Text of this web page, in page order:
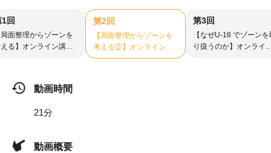
回
面整理からゾーンを
る】オンライン講習
第2回
【局面整理からゾーンを
考える②】オンライン講
習『U-18の戦術編 ゾーン
第3回
【なぜU-18 でゾーンを
り扱うのか】オンライ
動画時間
21分
動画概要